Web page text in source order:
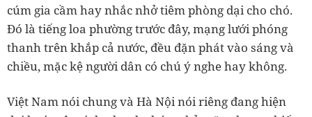
cúm gia cầm hay nhắc nhở tiêm phòng dại cho chó.
Đó là tiếng loa phường trước đây, mạng lưới phóng
thanh trên khắp cả nước, đều đặn phát vào sáng và
chiều, mặc kệ người dân có chú ý nghe hay không.
Việt Nam nói chung và Hà Nội nói riêng đang hiện